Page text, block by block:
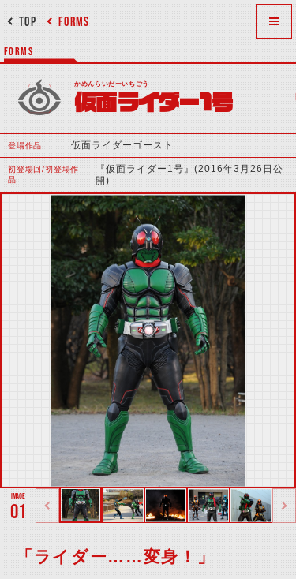
FORMS
TOP
FORMS
かめんらいだーいちごう
仮面ライダー1号
登場作品 仮面ライダーゴースト
初登場回/初登場作
品
『仮面ライダー1号』(2016年3月26日公
開)
01
「ライダー……変身！」